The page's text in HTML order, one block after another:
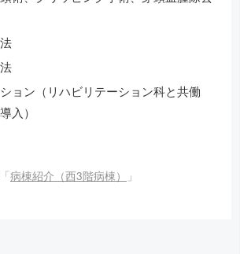
ョン（リハビリテーション科と共働
入）
病棟紹介（西3階病棟） 」